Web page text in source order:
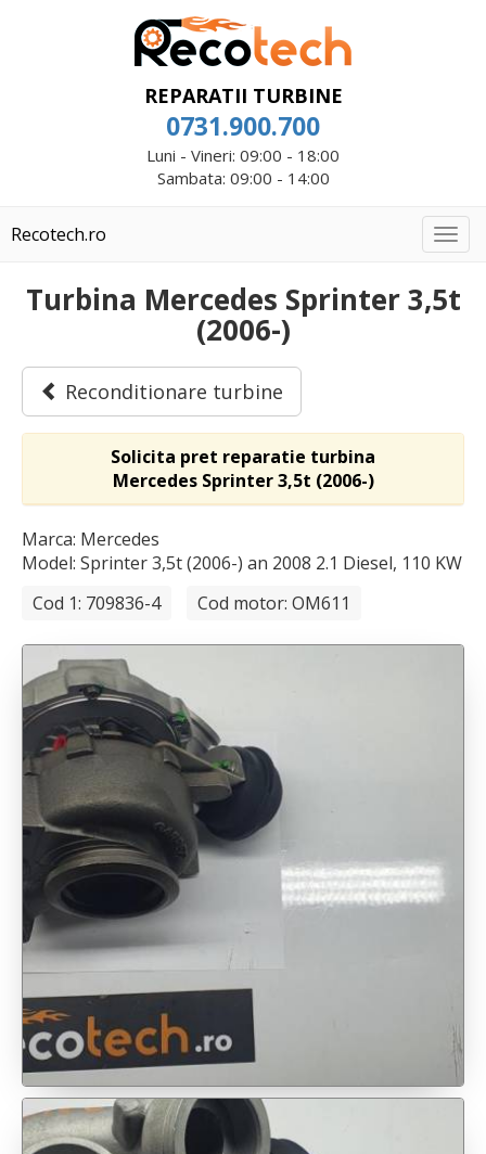
REPARATII TURBINE
0731.900.700
Luni - Vineri: 09:00 - 18:00
Sambata: 09:00 - 14:00
Recotech.ro
Turbina Mercedes Sprinter 3,5t
(2006-)
Reconditionare turbine
Solicita pret reparatie turbina
Mercedes Sprinter 3,5t (2006-)
Marca: Mercedes
Model: Sprinter 3,5t (2006-) an 2008 2.1 Diesel, 110 KW
Cod 1: 709836-4
Cod motor: OM611